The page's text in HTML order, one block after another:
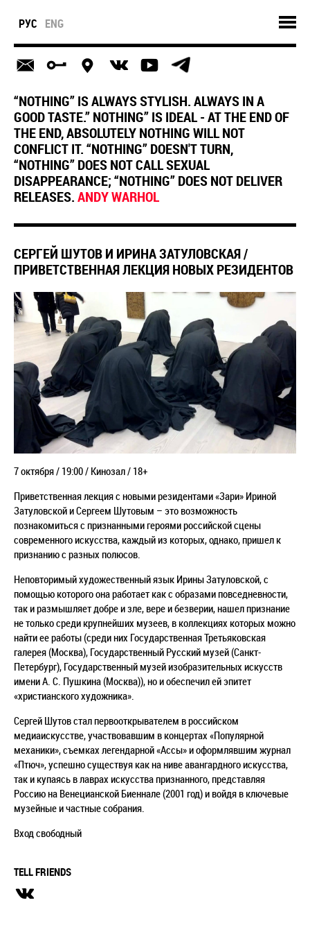
РУС ENG
“NOTHING” IS ALWAYS STYLISH. ALWAYS IN A
GOOD TASTE.” NOTHING” IS IDEAL - AT THE END OF
THE END, ABSOLUTELY NOTHING WILL NOT
CONFLICT IT. “NOTHING” DOESN'T TURN,
“NOTHING” DOES NOT CALL SEXUAL
DISAPPEARANCE; “NOTHING” DOES NOT DELIVER
RELEASES.ANDY WARHOL
СЕРГЕЙ ШУТОВ И ИРИНА ЗАТУЛОВСКАЯ /
ПРИВЕТСТВЕННАЯ ЛЕКЦИЯ НОВЫХ РЕЗИДЕНТОВ
7 октября / 19:00 / Кинозал / 18+
Приветственная лекция с новыми резидентами «Зари» Ириной
Затуловской и Сергеем Шутовым – это возможность
познакомиться с признанными героями российской сцены
современного искусства, каждый из которых, однако, пришел к
признанию с разных полюсов.
Неповторимый художественный язык Ирины Затуловской, с
помощью которого она работает как с образами повседневности,
так и размышляет добре и зле, вере и безверии, нашел признание
не только среди крупнейших музеев, в коллекциях которых можно
найти ее работы (среди них Государственная Третьяковская
галерея (Москва), Государственный Русский музей (Санкт-
Петербург), Государственный музей изобразительных искусств
имени А. С. Пушкина (Москва)), но и обеспечил ей эпитет
«христианского художника».
Сергей Шутов стал первооткрывателем в российском
медиаискусстве, участвовавшим в концертах «Популярной
механики», съемках легендарной «Ассы» и оформлявшим журнал
«Птюч», успешно существуя как на ниве авангардного искусства,
так и купаясь в лаврах искусства признанного, представляя
Россию на Венецианской Биеннале (2001 год) и войдя в ключевые
музейные и частные собрания.
Вход свободный
TELL FRIENDS